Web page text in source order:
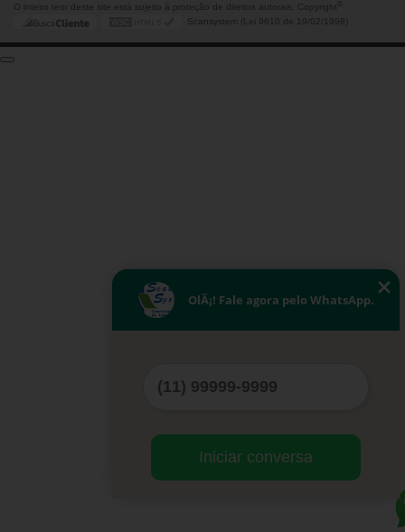
O inteiro teor deste site está sujeito à proteção de direitos autorais. Copyright
Scansystem (Lei 9610 de 19/02/1998)
OlÃ¡! Fale agora pelo WhatsApp.
Iniciar conversa